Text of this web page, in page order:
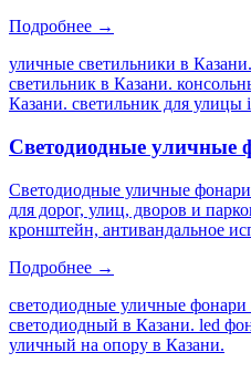
Подробнее →
уличные светильники в
светильник в Казани.
Казани. светильник для улицы
Светодиодные уличные
Светодиодные уличные
для дорог, улиц, дворов и
кронштейн, антивандальное
Подробнее →
светодиодные уличные
светодиодный в Казани. led
уличный на опору в Казани.